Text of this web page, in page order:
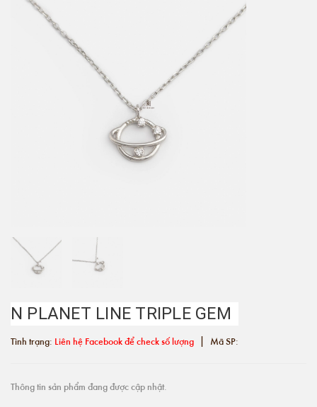
N PLANET LINE TRIPLE GEM
Tình trạng: Liên hệ Facebook để check số lượng | Mã SP:
Thông tin sản phẩm đang được cập nhật.